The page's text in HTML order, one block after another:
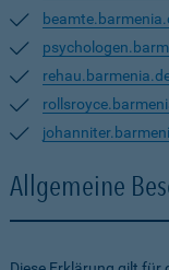
Allgemeine